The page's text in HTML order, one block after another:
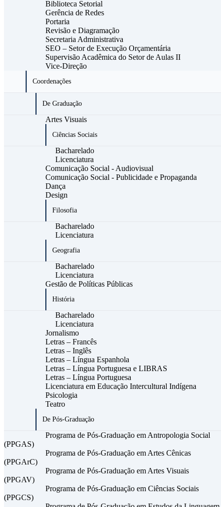
Biblioteca Setorial
Gerência de Redes
Portaria
Revisão e Diagramação
Secretaria Administrativa
SEO – Setor de Execução Orçamentária
Supervisão Acadêmica do Setor de Aulas II
Vice-Direção
Coordenações
De Graduação
Artes Visuais
Ciências Sociais
Bacharelado
Licenciatura
Comunicação Social - Audiovisual
Comunicação Social - Publicidade e Propaganda
Dança
Design
Filosofia
Bacharelado
Licenciatura
Geografia
Bacharelado
Licenciatura
Gestão de Políticas Públicas
História
Bacharelado
Licenciatura
Jornalismo
Letras – Francês
Letras – Inglês
Letras – Língua Espanhola
Letras – Língua Portuguesa e LIBRAS
Letras – Língua Portuguesa
Licenciatura em Educação Intercultural Indígena
Psicologia
Teatro
De Pós-Graduação
Programa de Pós-Graduação em Antropologia Social
(PPGAS)
Programa de Pós-Graduação em Artes Cênicas
(PPGArC)
Programa de Pós-Graduação em Artes Visuais
(PPGAV)
Programa de Pós-Graduação em Ciências Sociais
(PPGCS)